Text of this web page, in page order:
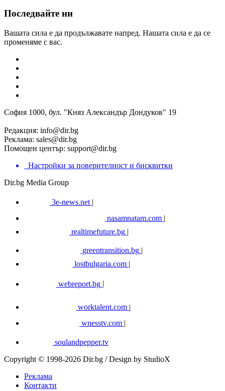
Последвайте ни
Вашата сила е да продължавате напред. Нашата сила е да се
променяме с вас.
София 1000, бул. "Княз Александър Дондуков" 19
Редакция: info@dir.bg
Реклама: sales@dir.bg
Помощен център: support@dir.bg
Настройки за поверителност и бисквитки
Dir.bg Media Group
3e-news.net |
nasamnatam.com |
realtimefuture.bg |
greentransition.bg |
lostbulgaria.com |
webreport.bg
worktalent.com |
wnesstv.com |
soulandpepper.tv
Copyright © 1998-2026 Dir.bg / Design by StudioX
Реклама
Контакти